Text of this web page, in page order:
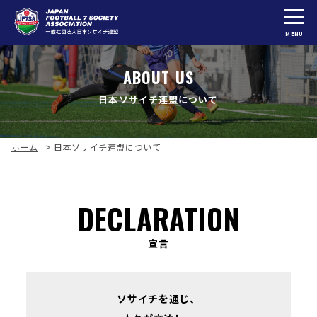
MENU
ABOUT US
日本ソサイチ連盟について
ホーム > 日本ソサイチ連盟について
DECLARATION
宣言
ソサイチを通じ、